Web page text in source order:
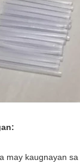
may kaugnayan